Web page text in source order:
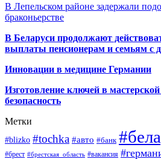
В Лепельском районе задержали
браконьерстве
В Беларуси продолжают
выплаты пенсионерам и семьям с
Инновации в медицине Германии
Изготовление ключей в
безопасность
Метки
#blizko #tochka #авто #банк
#брест #брестская_область #вакансия